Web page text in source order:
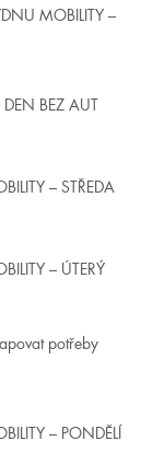
MOBILITY –
DEN BEZ AUT
– STŘEDA
– ÚTERÝ
potřeby
– PONDĚLÍ